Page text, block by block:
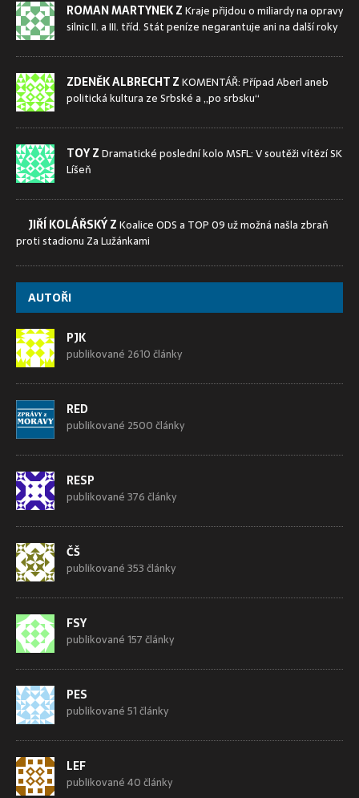
ROMAN MARTYNEK ZKraje přijdou o miliardy na opravy
silnic II. a III. tříd. Stát peníze negarantuje ani na další roky
ZDENĚK ALBRECHT ZKOMENTÁŘ: Případ Aberl aneb
politická kultura ze Srbské a „po srbsku“
TOY ZDramatické poslední kolo MSFL: V soutěži vítězí SK
Líšeň
JIŘÍ KOLÁŘSKÝ ZKoalice ODS a TOP 09 už možná našla zbraň
proti stadionu Za Lužánkami
AUTOŘI
PJK
publikované 2610 články
RED
publikované 2500 články
RESP
publikované 376 články
ČŠ
publikované 353 články
FSY
publikované 157 články
PES
publikované 51 články
LEF
publikované 40 články